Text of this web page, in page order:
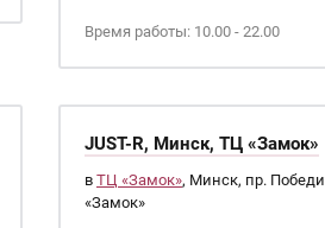
Время работы: 10.00 - 22.00
JUST-R, Минск, ТЦ «Замок»
в ТЦ «Замок», Минск, пр.
«Замок»